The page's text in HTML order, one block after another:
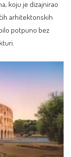
koju je dizajnirao
arhitektonskih
potpuno bez